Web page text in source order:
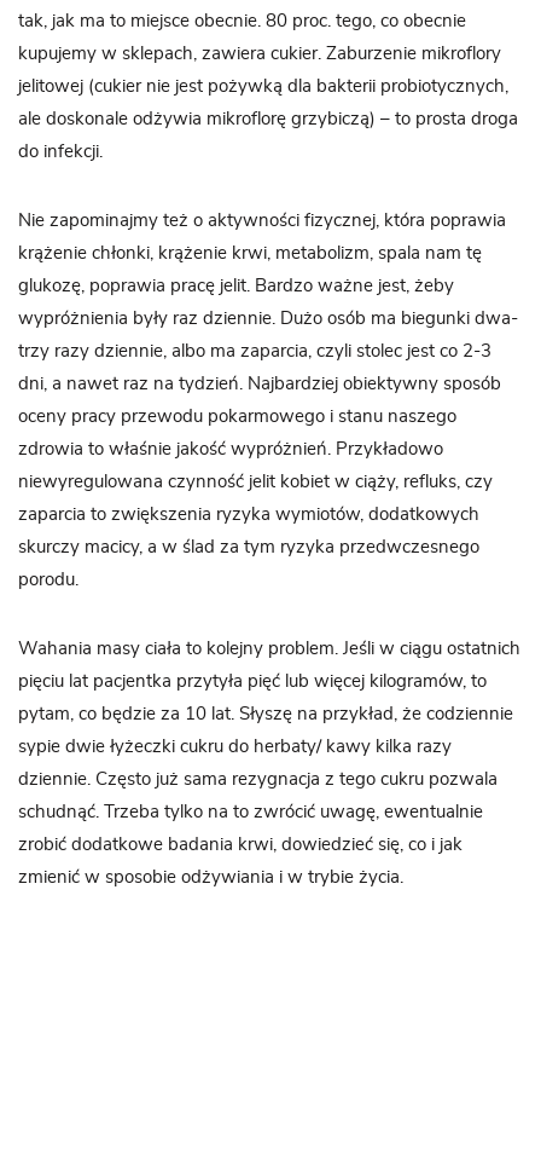
tak, jak ma to miejsce obecnie. 80 proc. tego, co obecnie
kupujemy w sklepach, zawiera cukier. Zaburzenie mikroflory
jelitowej (cukier nie jest pożywką dla bakterii probiotycznych,
ale doskonale odżywia mikroflorę grzybiczą) – to prosta droga
do infekcji.
Nie zapominajmy też o aktywności fizycznej, która poprawia
krążenie chłonki, krążenie krwi, metabolizm, spala nam tę
glukozę, poprawia pracę jelit. Bardzo ważne jest, żeby
wypróżnienia były raz dziennie. Dużo osób ma biegunki dwa-
trzy razy dziennie, albo ma zaparcia, czyli stolec jest co 2-3
dni, a nawet raz na tydzień. Najbardziej obiektywny sposób
oceny pracy przewodu pokarmowego i stanu naszego
zdrowia to właśnie jakość wypróżnień. Przykładowo
niewyregulowana czynność jelit kobiet w ciąży, refluks, czy
zaparcia to zwiększenia ryzyka wymiotów, dodatkowych
skurczy macicy, a w ślad za tym ryzyka przedwczesnego
porodu.
Wahania masy ciała to kolejny problem. Jeśli w ciągu ostatnich
pięciu lat pacjentka przytyła pięć lub więcej kilogramów, to
pytam, co będzie za 10 lat. Słyszę na przykład, że codziennie
sypie dwie łyżeczki cukru do herbaty/ kawy kilka razy
dziennie. Często już sama rezygnacja z tego cukru pozwala
schudnąć. Trzeba tylko na to zwrócić uwagę, ewentualnie
zrobić dodatkowe badania krwi, dowiedzieć się, co i jak
zmienić w sposobie odżywiania i w trybie życia.